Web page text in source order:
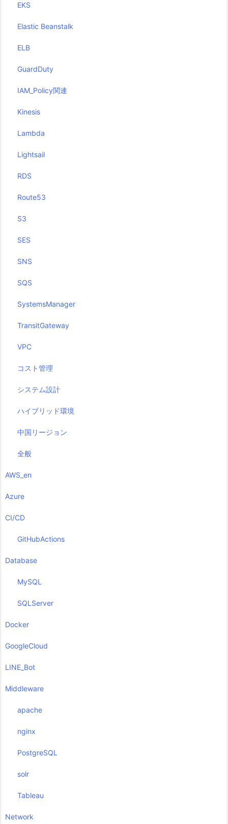
EKS
Elastic Beanstalk
ELB
GuardDuty
IAM_Policy関連
Kinesis
Lambda
Lightsail
RDS
Route53
S3
SES
SNS
SQS
SystemsManager
TransitGateway
VPC
コスト管理
システム設計
ハイブリッド環境
中国リージョン
全般
AWS_en
Azure
CI/CD
GitHubActions
Database
MySQL
SQLServer
Docker
GoogleCloud
LINE_Bot
Middleware
apache
nginx
PostgreSQL
solr
Tableau
Network